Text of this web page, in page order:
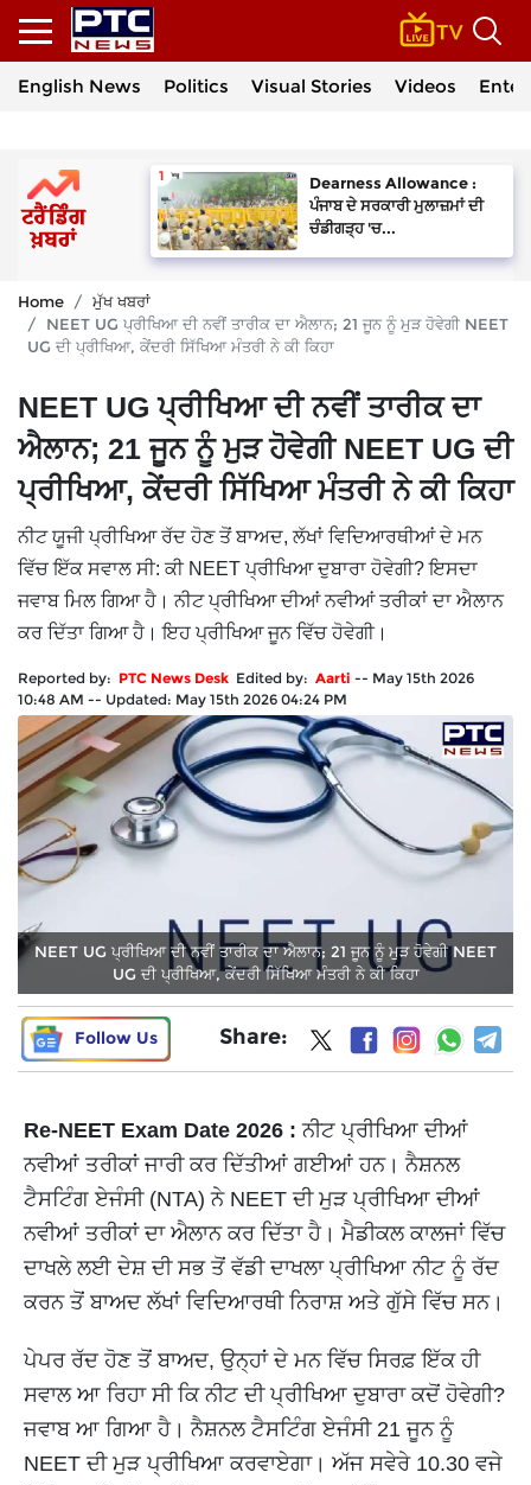
English News Politics Visual Stories Videos
Dearness Allowance :
ਪੰਜਾਬ ਦੇ ਸਰਕਾਰੀ ਮੁਲਾਜ਼ਮਾਂ ਦੀ
ਚੰਡੀਗੜ੍ਹ 'ਚ...
Home
ਮੁੱਖ ਖਬਰਾਂ
NEET UG ਪ੍ਰੀਖਿਆ ਦੀ ਨਵੀਂ ਤਾਰੀਕ ਦਾ ਐਲਾਨ; 21 ਜੂਨ ਨੂੰ ਮੁੜ ਹੋਵੇਗੀ NEET
UG ਦੀ ਪ੍ਰੀਖਿਆ, ਕੇਂਦਰੀ ਸਿੱਖਿਆ ਮੰਤਰੀ ਨੇ ਕੀ ਕਿਹਾ
NEET UG ਪ੍ਰੀਖਿਆ ਦੀ ਨਵੀਂ ਤਾਰੀਕ ਦਾ
ਐਲਾਨ; 21 ਜੂਨ ਨੂੰ ਮੁੜ ਹੋਵੇਗੀ NEET UG ਦੀ
ਪ੍ਰੀਖਿਆ, ਕੇਂਦਰੀ ਸਿੱਖਿਆ ਮੰਤਰੀ ਨੇ ਕੀ ਕਿਹਾ
ਨੀਟ ਯੂਜੀ ਪ੍ਰੀਖਿਆ ਰੱਦ ਹੋਣ ਤੋਂ ਬਾਅਦ, ਲੱਖਾਂ ਵਿਦਿਆਰਥੀਆਂ ਦੇ ਮਨ
ਵਿੱਚ ਇੱਕ ਸਵਾਲ ਸੀ: ਕੀ NEET ਪ੍ਰੀਖਿਆ ਦੁਬਾਰਾ ਹੋਵੇਗੀ? ਇਸਦਾ
ਜਵਾਬ ਮਿਲ ਗਿਆ ਹੈ। ਨੀਟ ਪ੍ਰੀਖਿਆ ਦੀਆਂ ਨਵੀਆਂ ਤਰੀਕਾਂ ਦਾ ਐਲਾਨ
ਕਰ ਦਿੱਤਾ ਗਿਆ ਹੈ। ਇਹ ਪ੍ਰੀਖਿਆ ਜੂਨ ਵਿੱਚ ਹੋਵੇਗੀ।
Reported by: PTC News Desk Edited by: Aarti -- May 15th 2026
10:48 AM -- Updated: May 15th 2026 04:24 PM
NEET UG ਪ੍ਰੀਖਿਆ ਦੀ ਨਵੀਂ ਤਾਰੀਕ ਦਾ ਐਲਾਨ; 21 ਜੂਨ ਨੂੰ ਮੁੜ ਹੋਵੇਗੀ NEET
UG ਦੀ ਪ੍ਰੀਖਿਆ, ਕੇਂਦਰੀ ਸਿੱਖਿਆ ਮੰਤਰੀ ਨੇ ਕੀ ਕਿਹਾ
Follow Us Share:
Re-NEET Exam Date 2026 :ਨੀਟ ਪ੍ਰੀਖਿਆ ਦੀਆਂ
ਨਵੀਆਂ ਤਰੀਕਾਂ ਜਾਰੀ ਕਰ ਦਿੱਤੀਆਂ ਗਈਆਂ ਹਨ। ਨੈਸ਼ਨਲ
ਟੈਸਟਿੰਗ ਏਜੰਸੀ (NTA) ਨੇ NEET ਦੀ ਮੁੜ ਪ੍ਰੀਖਿਆ ਦੀਆਂ
ਨਵੀਆਂ ਤਰੀਕਾਂ ਦਾ ਐਲਾਨ ਕਰ ਦਿੱਤਾ ਹੈ। ਮੈਡੀਕਲ ਕਾਲਜਾਂ ਵਿੱਚ
ਦਾਖਲੇ ਲਈ ਦੇਸ਼ ਦੀ ਸਭ ਤੋਂ ਵੱਡੀ ਦਾਖਲਾ ਪ੍ਰੀਖਿਆ ਨੀਟ ਨੂੰ ਰੱਦ
ਕਰਨ ਤੋਂ ਬਾਅਦ ਲੱਖਾਂ ਵਿਦਿਆਰਥੀ ਨਿਰਾਸ਼ ਅਤੇ ਗੁੱਸੇ ਵਿੱਚ ਸਨ।
ਪੇਪਰ ਰੱਦ ਹੋਣ ਤੋਂ ਬਾਅਦ, ਉਨ੍ਹਾਂ ਦੇ ਮਨ ਵਿੱਚ ਸਿਰਫ਼ ਇੱਕ ਹੀ
ਸਵਾਲ ਆ ਰਿਹਾ ਸੀ ਕਿ ਨੀਟ ਦੀ ਪ੍ਰੀਖਿਆ ਦੁਬਾਰਾ ਕਦੋਂ ਹੋਵੇਗੀ?
ਜਵਾਬ ਆ ਗਿਆ ਹੈ। ਨੈਸ਼ਨਲ ਟੈਸਟਿੰਗ ਏਜੰਸੀ 21 ਜੂਨ ਨੂੰ
NEET ਦੀ ਮੁੜ ਪ੍ਰੀਖਿਆ ਕਰਵਾਏਗਾ। ਅੱਜ ਸਵੇਰੇ 10.30 ਵਜੇ